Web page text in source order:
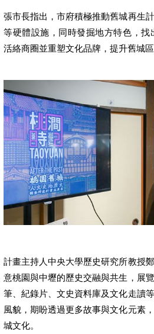
張市長指出，市府積極推動舊城再生
等硬體設施，同時發掘地方特色，
活絡商圈並重塑文化品牌，提升舊城
計畫主持人中央大學歷史研究所教授
意桃園與中壢的歷史交融與共生，展
筆、紀錄片、文史資料庫及文化走讀
風貌，期盼透過更多故事與文化元素
城文化。